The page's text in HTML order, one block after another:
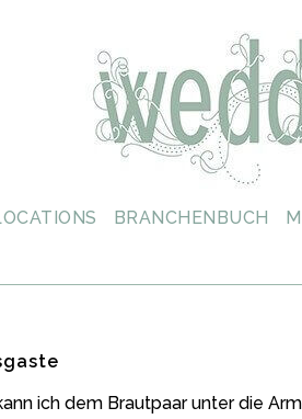
BRANCHENBUCH
ich dem Brautpaar unter die